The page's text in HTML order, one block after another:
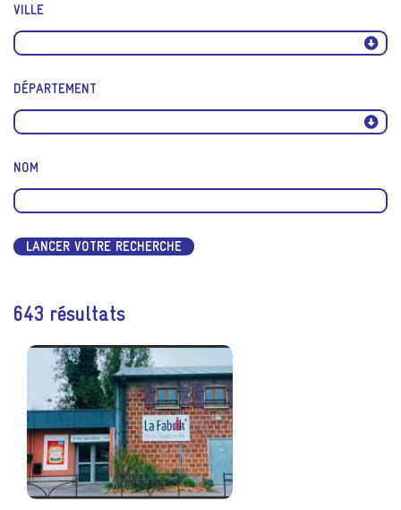
VILLE
DÉPARTEMENT
NOM
LANCER VOTRE RECHERCHE
643 résultats